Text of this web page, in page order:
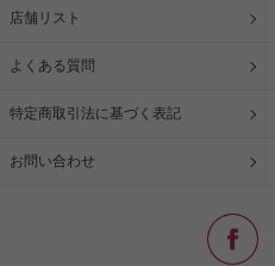
店舗リスト
よくある質問
特定商取引法に基づく表記
お問い合わせ